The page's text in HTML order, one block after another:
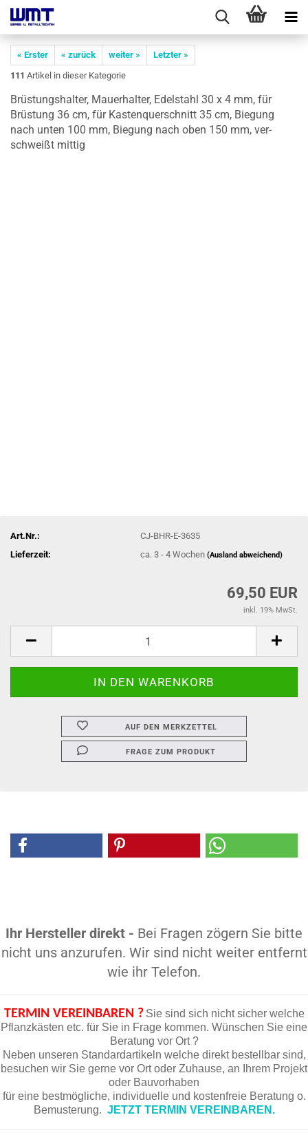
« Erster « zurück weiter »
Letzter »
111 Artikel in dieser Kategorie
Brüs­tungs­hal­ter, Mau­er­hal­ter, Edel­stahl 30 x 4 mm, für
Brüs­tung 36 cm, für Kas­ten­quer­schnitt 35 cm, Bie­gung
nach unten 100 mm, Bie­gung nach oben 150 mm, ver­
schweißt mit­tig
Art.Nr.:
CJ-BHR-E-3635
Lieferzeit:
ca. 3 - 4 Wochen(Ausland abweichend)
69,50 EUR
inkl. 19% MwSt.
AUF DEN MERKZETTEL
FRAGE ZUM PRODUKT
Ihr Hersteller direkt - Bei Fragen zögern Sie bitte
nicht uns anzurufen. Wir sind nicht weiter entfernt
wie ihr Telefon.
TERMIN VEREINBAREN ? Sie sind sich nicht sicher welche
Pflanzkästen etc. für Sie in Frage kommen. Wünschen Sie eine
Beratung vor Ort ?
Neben unseren Standardartikeln welche direkt bestellbar sind,
besuchen wir Sie gerne vor Ort oder Zuhause, an Ihrem Projekt
oder Bauvorhaben
für eine bestmögliche, individuelle und kostenfreie Beratung o.
Bemusterung. JETZT TERMIN VEREINBAREN.